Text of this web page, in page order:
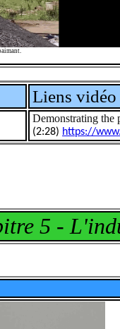
Liens vidéo
Demonstrating the
(2:28) https://
5 -